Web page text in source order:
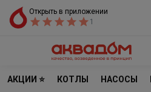
Открыть в приложении
1
АКЦИИ ⭐ КОТЛЫ НАСОСЫ